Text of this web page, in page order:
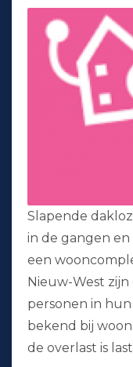
Slapende
in de gangen
een
Nieuw-West
personen in
bekend bij
de overlast is